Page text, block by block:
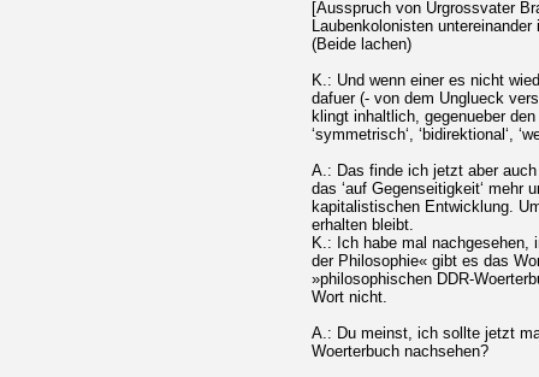
[Ausspruch von Urgrossvater
Laubenkolonisten
(Beide lachen)
K.: Und wenn einer es nicht
dafuer (- von dem Unglueck
klingt inhaltlich, gegenueber
‘symmetrisch‘, ‘bidirektional‘,
A.: Das finde ich jetzt aber
das ‘auf Gegenseitigkeit‘ mehr
kapitalistischen Entwicklung.
erhalten bleibt.
K.: Ich habe mal nachgesehen,
der Philosophie« gibt es das
»philosophischen DDR-
Wort nicht.
A.: Du meinst, ich sollte jetzt
Woerterbuch nachsehen?